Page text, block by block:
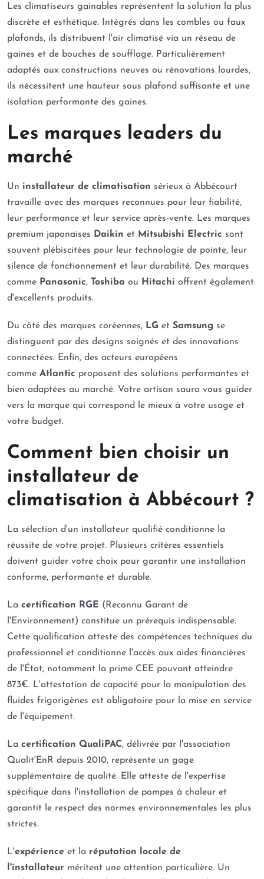
Les climatiseurs gainables représentent la solution la plus
discrète et esthétique. Intégrés dans les combles ou faux
plafonds, ils distribuent l'air climatisé via un réseau de
gaines et de bouches de soufflage. Particulièrement
adaptés aux constructions neuves ou rénovations lourdes,
ils nécessitent une hauteur sous plafond suffisante et une
isolation performante des gaines.
Les marques leaders du
marché
Un installateur de climatisation sérieux à Abbécourt
travaille avec des marques reconnues pour leur fiabilité,
leur performance et leur service après-vente. Les marques
premium japonaises Daikin et Mitsubishi Electric sont
souvent plébiscitées pour leur technologie de pointe, leur
silence de fonctionnement et leur durabilité. Des marques
comme Panasonic, Toshiba ou Hitachi offrent également
d'excellents produits.
Du côté des marques coréennes, LG et Samsung se
distinguent par des designs soignés et des innovations
connectées. Enfin, des acteurs européens
comme Atlantic proposent des solutions performantes et
bien adaptées au marché. Votre artisan saura vous guider
vers la marque qui correspond le mieux à votre usage et
votre budget.
Comment bien choisir un
installateur de
climatisation à Abbécourt ?
La sélection d'un installateur qualifié conditionne la
réussite de votre projet. Plusieurs critères essentiels
doivent guider votre choix pour garantir une installation
conforme, performante et durable.
La certification RGE (Reconnu Garant de
l'Environnement) constitue un prérequis indispensable.
Cette qualification atteste des compétences techniques du
professionnel et conditionne l'accès aux aides financières
de l'État, notamment la prime CEE pouvant atteindre
873€. L'attestation de capacité pour la manipulation des
fluides frigorigènes est obligatoire pour la mise en service
de l'équipement.
La certification QualiPAC, délivrée par l'association
Qualit'EnR depuis 2010, représente un gage
supplémentaire de qualité. Elle atteste de l'expertise
spécifique dans l'installation de pompes à chaleur et
garantit le respect des normes environnementales les plus
strictes.
L'expérience et la réputation locale de
l'installateur méritent une attention particulière. Un